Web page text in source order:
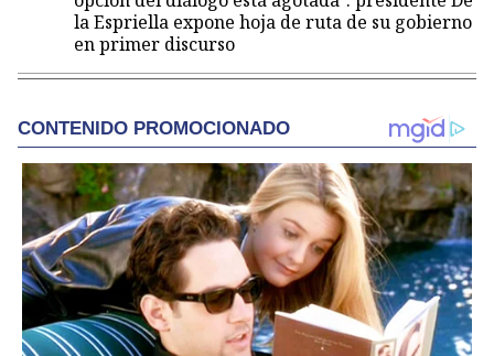
la Espriella expone hoja de ruta de su gobierno
en primer discurso